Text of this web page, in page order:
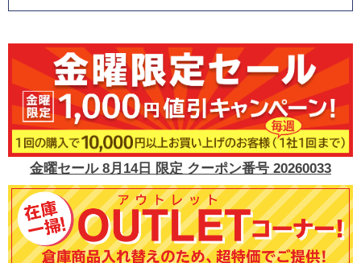
金曜セール 8月14日 限定 クーポン番号 20260033